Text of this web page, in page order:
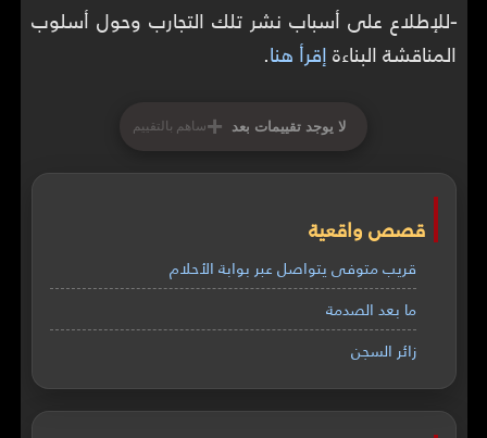
-للإطلاع على أسباب نشر تلك التجارب وحول أسلوب
المناقشة البناءةإقرأ هنا.
لا يوجد تقييمات بعد +ساهم بالتقييم
قصص واقعية
قريب متوفى يتواصل عبر بوابة الأحلام
ما بعد الصدمة
زائر السجن